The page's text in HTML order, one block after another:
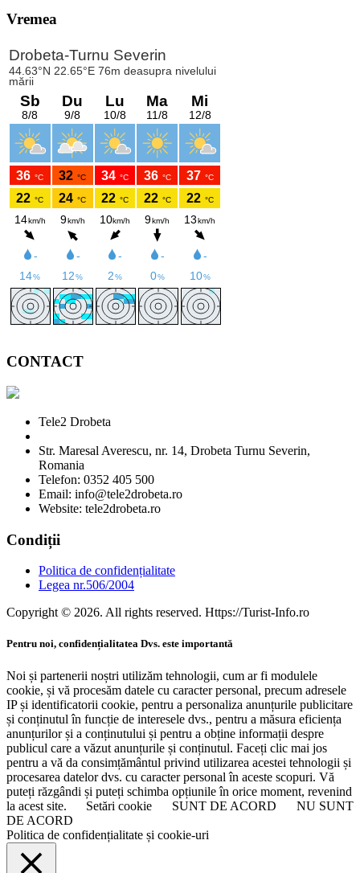
Vremea
CONTACT
Tele2 Drobeta
Str. Maresal Averescu, nr. 14, Drobeta Turnu Severin,
Romania
Telefon: 0352 405 500
Email: info@tele2drobeta.ro
Website: tele2drobeta.ro
Condiții
Politica de confidențialitate
Legea nr.506/2004
Copyright © 2026. All rights reserved. Https://Turist-Info.ro
Pentru noi, confidențialitatea Dvs. este importantă
Noi și partenerii noștri utilizăm tehnologii, cum ar fi modulele
cookie, și vă procesăm datele cu caracter personal, precum adresele
IP și identificatorii cookie, pentru a personaliza anunțurile publicitare
și conținutul în funcție de interesele dvs., pentru a măsura eficiența
anunțurilor și a conținutului și pentru a obține informații despre
publicul care a văzut anunțurile și conținutul. Faceți clic mai jos
pentru a vă da consimțământul privind utilizarea acestei tehnologii și
procesarea datelor dvs. cu caracter personal în aceste scopuri. Vă
puteți răzgândi și puteți schimba opțiunile în orice moment, revenind
la acest site.
Setări cookie SUNT DE ACORD
NU SUNT
DE ACORD
Politica de confidențialitate și cookie-uri